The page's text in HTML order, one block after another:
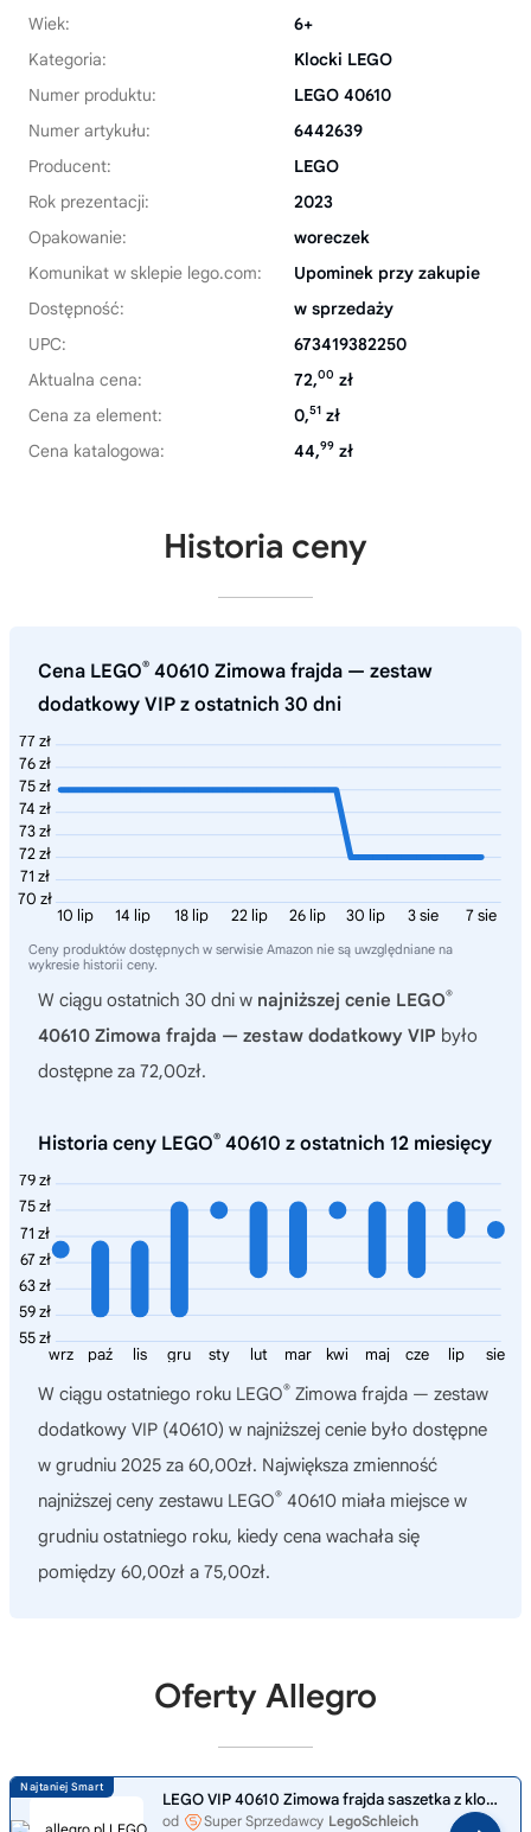
Wiek:
6+
Kategoria:
Klocki LEGO
Numer produktu:
LEGO 40610
Numer artykułu:
6442639
Producent:
LEGO
Rok prezentacji:
2023
Opakowanie:
woreczek
Komunikat w sklepie lego.com:
Upominek przy zakupie
Dostępność:
w sprzedaży
UPC:
673419382250
Aktualna cena:
72,00 zł
Cena za element:
0,51 zł
Cena katalogowa:
44,99 zł
Historia ceny
Cena LEGO® 40610 Zimowa frajda — zestaw
dodatkowy VIP z ostatnich 30 dni
77 zł
76 zł
75 zł
74 zł
73 zł
72 zł
71 zł
70 zł
7 sie
3 sie
30 lip
26 lip
22 lip
18 lip
14 lip
10 lip
Ceny produktów dostępnych w serwisie Amazon nie są uwzględniane na
wykresie historii ceny.
W ciągu ostatnich 30 dni w najniższej cenie LEGO®
40610 Zimowa frajda — zestaw dodatkowy VIP było
dostępne za 72,00zł.
Historia ceny LEGO® 40610 z ostatnich 12 miesięcy
79 zł
75 zł
71 zł
67 zł
63 zł
59 zł
55 zł
sie
lip
cze
maj
kwi
mar
lut
sty
gru
lis
paź
wrz
W ciągu ostatniego roku LEGO® Zimowa frajda — zestaw
dodatkowy VIP (40610) w najniższej cenie było dostępne
w grudniu 2025 za 60,00zł. Największa zmienność
najniższej ceny zestawu LEGO® 40610 miała miejsce w
grudniu ostatniego roku, kiedy cena wachała się
pomiędzy 60,00zł a 75,00zł.
Oferty Allegro
LEGO VIP 40610 Zimowa frajda saszetka z klockami limited
od Super Sprzedawcy LegoSchleich